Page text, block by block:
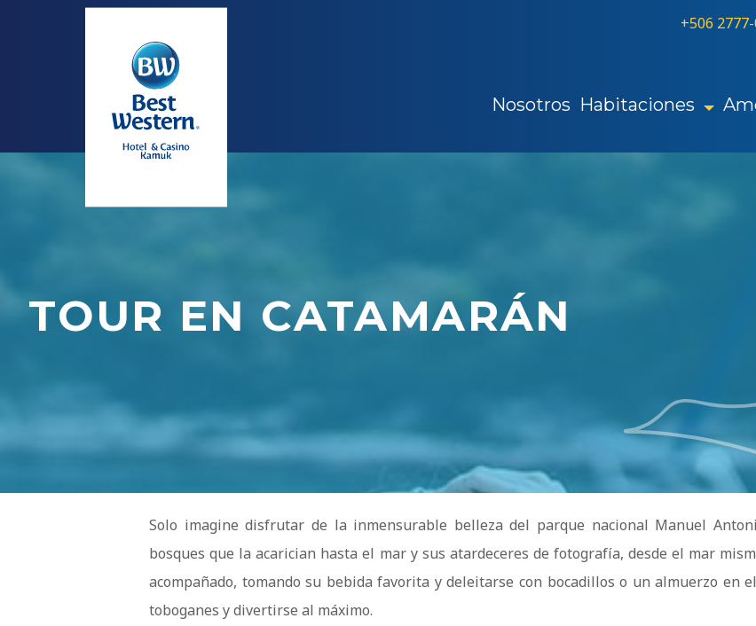
+506
Nosotros Habitaciones
TOUR EN CATAMARÁN
Solo imagine disfrutar de la inmensurable belleza del parque nacional Manuel
bosques que la acarician hasta el mar y sus atardeceres de fotografía, desde el mar
acompañado, tomando su bebida favorita y deleitarse con bocadillos o un almuerzo en
toboganes y divertirse al máximo.